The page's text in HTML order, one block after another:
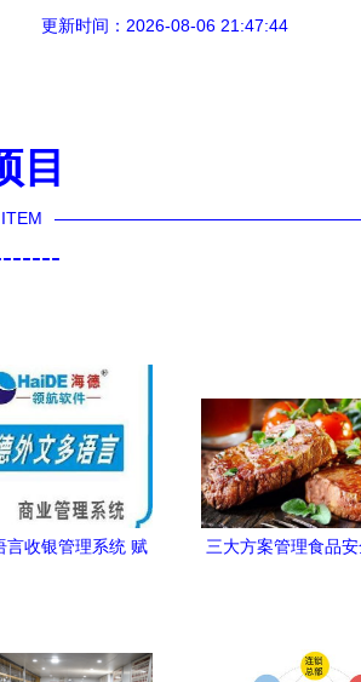
拓餐饮新天地
更新时间：2026-08-06 21:47:44
目
言收银管理系统 赋
三大方案管理食品